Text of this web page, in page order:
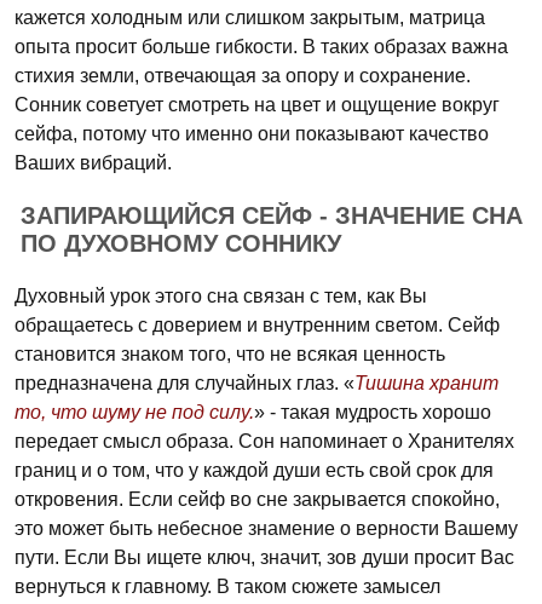
кажется холодным или слишком закрытым, матрица
опыта просит больше гибкости. В таких образах важна
стихия земли, отвечающая за опору и сохранение.
Сонник советует смотреть на цвет и ощущение вокруг
сейфа, потому что именно они показывают качество
Ваших вибраций.
ЗАПИРАЮЩИЙСЯ СЕЙФ - ЗНАЧЕНИЕ СНА
ПО ДУХОВНОМУ СОННИКУ
Духовный урок этого сна связан с тем, как Вы
обращаетесь с доверием и внутренним светом. Сейф
становится знаком того, что не всякая ценность
предназначена для случайных глаз. «Тишина хранит
то, что шуму не под силу.» - такая мудрость хорошо
передает смысл образа. Сон напоминает о Хранителях
границ и о том, что у каждой души есть свой срок для
откровения. Если сейф во сне закрывается спокойно,
это может быть небесное знамение о верности Вашему
пути. Если Вы ищете ключ, значит, зов души просит Вас
вернуться к главному. В таком сюжете замысел